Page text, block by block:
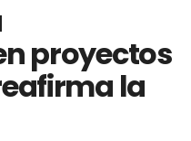
proyectos
la